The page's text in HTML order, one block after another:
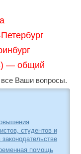
— общий
Ваши вопросы.
студентов и
помощь